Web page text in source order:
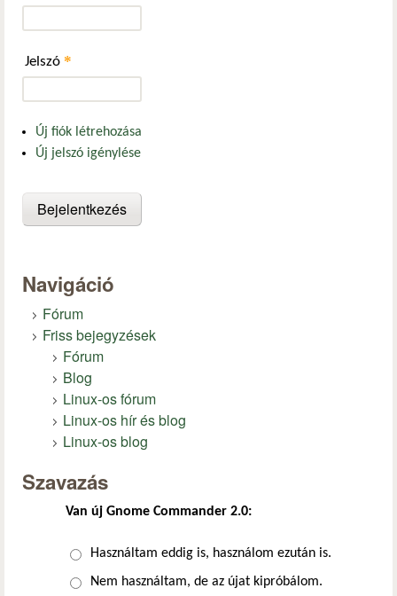
Jelszó *
Új fiók létrehozása
Új jelszó igénylése
Navigáció
Fórum
Friss bejegyzések
Fórum
Blog
Linux-os fórum
Linux-os hír és blog
Linux-os blog
Szavazás
Van új Gnome Commander 2.0:
Választások
Használtam eddig is, használom ezután is.
Nem használtam, de az újat kipróbálom.